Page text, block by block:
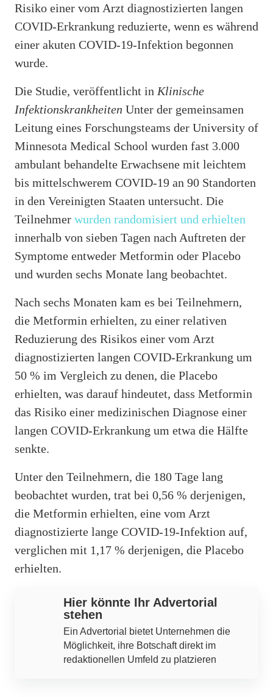
Risiko einer vom Arzt diagnostizierten langen
COVID-Erkrankung reduzierte, wenn es während
einer akuten COVID-19-Infektion begonnen
wurde.
Die Studie, veröffentlicht in Klinische
Infektionskrankheiten Unter der gemeinsamen
Leitung eines Forschungsteams der University of
Minnesota Medical School wurden fast 3.000
ambulant behandelte Erwachsene mit leichtem
bis mittelschwerem COVID-19 an 90 Standorten
in den Vereinigten Staaten untersucht. Die
Teilnehmer wurden randomisiert und erhielten
innerhalb von sieben Tagen nach Auftreten der
Symptome entweder Metformin oder Placebo
und wurden sechs Monate lang beobachtet.
Nach sechs Monaten kam es bei Teilnehmern,
die Metformin erhielten, zu einer relativen
Reduzierung des Risikos einer vom Arzt
diagnostizierten langen COVID-Erkrankung um
50 % im Vergleich zu denen, die Placebo
erhielten, was darauf hindeutet, dass Metformin
das Risiko einer medizinischen Diagnose einer
langen COVID-Erkrankung um etwa die Hälfte
senkte.
Unter den Teilnehmern, die 180 Tage lang
beobachtet wurden, trat bei 0,56 % derjenigen,
die Metformin erhielten, eine vom Arzt
diagnostizierte lange COVID-19-Infektion auf,
verglichen mit 1,17 % derjenigen, die Placebo
erhielten.
Hier könnte Ihr Advertorial
stehen
Ein Advertorial bietet Unternehmen die
Möglichkeit, ihre Botschaft direkt im
redaktionellen Umfeld zu platzieren